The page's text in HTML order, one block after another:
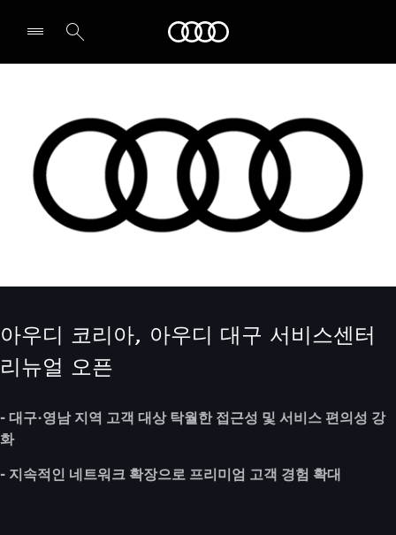
아우디 코리아, 아우디 대구 서비스센터
리뉴얼 오픈
- 대구·영남 지역 고객 대상 탁월한 접근성 및 서비스 편의성 강
화
- 지속적인 네트워크 확장으로 프리미엄 고객 경험 확대